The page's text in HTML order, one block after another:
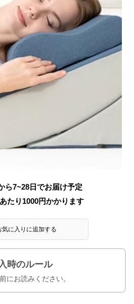
ら7~28日でお届け予定
たり 1000円かかります
気に入りに追加する
時のルール
にお読みください。